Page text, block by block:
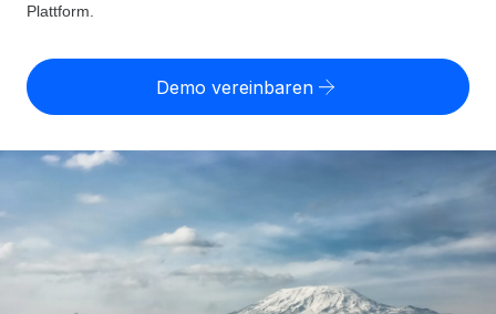
Weltweites Wachstum ohne Kosten für Niederlassungen
Contractor of Record
Rechtssichere, weltweite Arbeit mit Freelancer:innen
Globales Onboarding und Verwalten von
Auslagern von komplexen HR-Aufgaben
Einfache Einstellung in allen US-Bundesstaaten
WACHSTUMSPHASE
Startups
Agile HR- und Payroll-Lösungen für wachsende
Scheinselbstständigkeitsrisiko berechnen
Personalkostenrechner
Gesamtbeschäftigungskosten
Honorarzahlungen berechnen
Informationen zu möglichen Währungen und
Abwicklungsfristen für globale Freelancer:innen
Nederlands
Français
Plattform.
Demo vereinbaren